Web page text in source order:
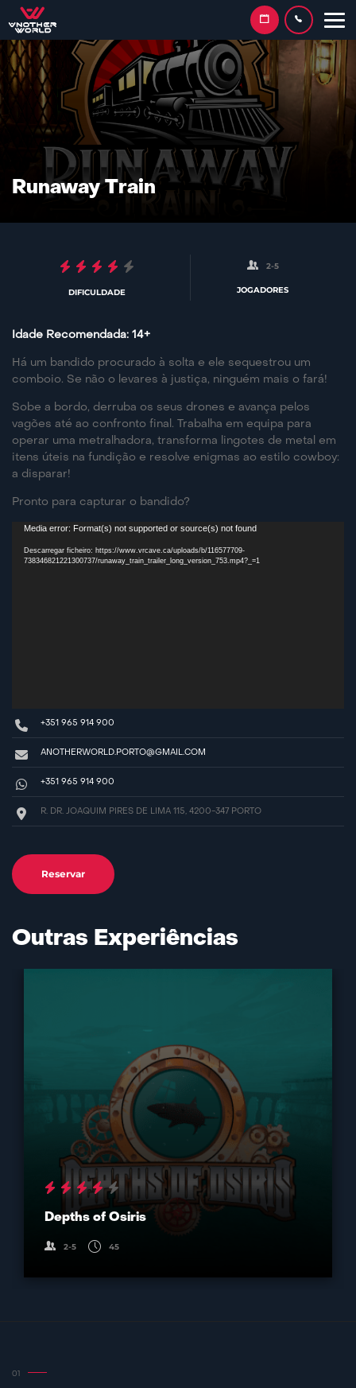
Skip
to
content
Runaway Train
DIFICULDADE
2-5
JOGADORES
Idade Recomendada: 14+
Há um bandido procurado à solta e ele sequestrou um
comboio. Se não o levares à justiça, ninguém mais o fará!
Sobe a bordo, derruba os seus drones e avança pelos
vagões até ao confronto final. Trabalha em equipa para
operar uma metralhadora, transforma lingotes de metal em
itens úteis na fundição e resolve enigmas ao estilo cowboy:
a disparar!
Pronto para capturar o bandido?
Reprodutor
de
vídeo
Media error: Format(s) not supported or source(s) not found
Descarregar ficheiro: https://www.vrcave.ca/uploads/b/116577709-
738346821221300737/runaway_train_trailer_long_version_753.mp4?_=1
+351 965 914 900
ANOTHERWORLD.PORTO@GMAIL.COM
+351 965 914 900
R. DR. JOAQUIM PIRES DE LIMA 115, 4200-347 PORTO
Reservar
Outras Experiências
Depths of Osiris
2-5 45